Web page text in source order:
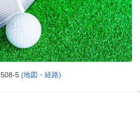
5 (地図・経路)